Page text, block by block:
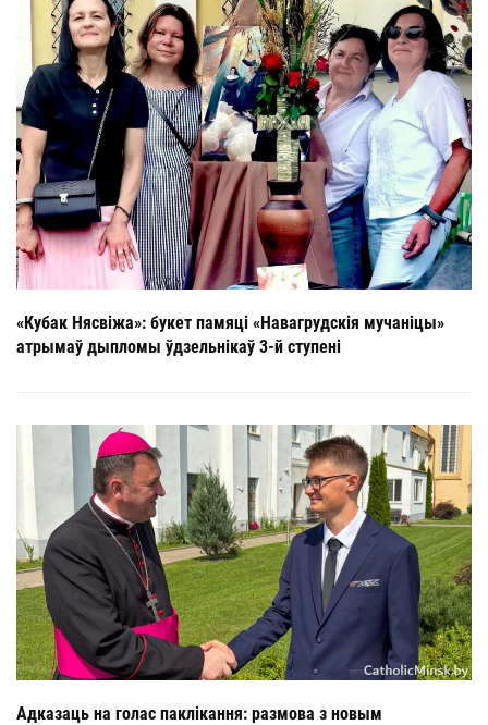
«Кубак Нясвіжа»: букет памяці «Навагрудскія мучаніцы»
атрымаў дыпломы ўдзельнікаў 3-й ступені
Адказаць на голас паклікання: размова з новым